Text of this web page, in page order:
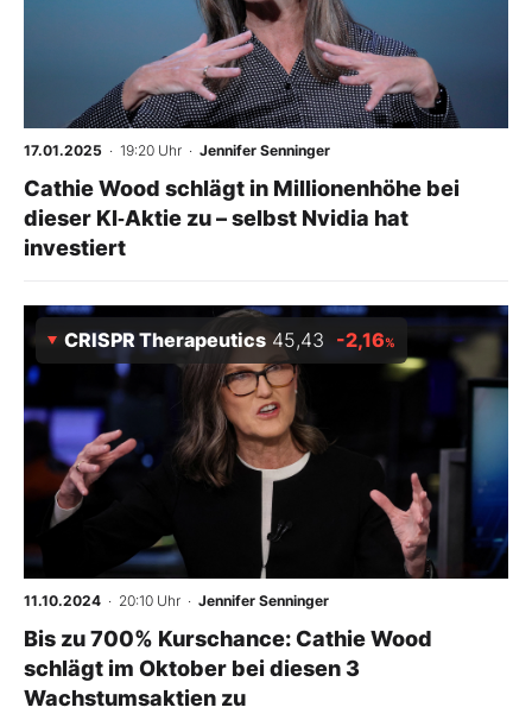
17.01.2025 · 19:20 Uhr · Jennifer Senninger
Cathie Wood schlägt in Millionenhöhe bei
dieser KI‑Aktie zu – selbst Nvidia hat
investiert
CRISPR Therapeutics 45,43 -2,16%
11.10.2024 · 20:10 Uhr · Jennifer Senninger
Bis zu 700% Kurschance: Cathie Wood
schlägt im Oktober bei diesen 3
Wachstumsaktien zu